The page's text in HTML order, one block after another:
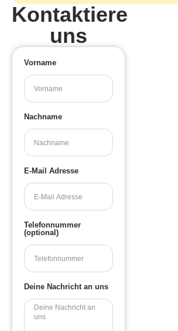
Kontaktiere
uns
Vorname
Nachname
E-Mail Adresse
Telefonnummer
(optional)
Deine Nachricht an uns